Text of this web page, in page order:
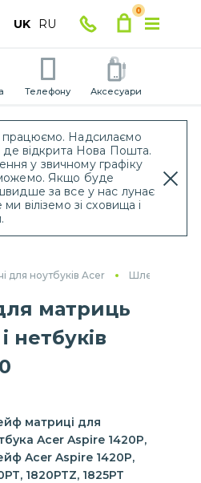
працюємо. Надсилаємо
де відкрита Нова Пошта.
у звичному графіку
Якщо буде
за все у нас лунає
віліземо зі сховища і
UK RU
0
Телефону Аксесуари
для ноутбуків Acer Шлейфи для
матриць
нетбуків
матриці для
Acer Aspire 1420P,
Acer Aspire 1420P,
1820PTZ, 1825PT